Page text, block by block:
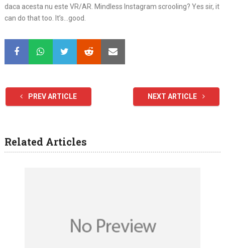
daca acesta nu este VR/AR. Mindless Instagram scrooling? Yes sir, it
can do that too. It’s…good.
PREV ARTICLE NEXT ARTICLE
Related Articles